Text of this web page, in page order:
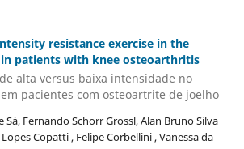
resistance exercise in the
patients with knee osteoarthritis
alta versus baixa intensidade no
pacientes com osteoartrite de joelho
Fernando Schorr Grossl, Alan Bruno Silva
Copatti , Felipe Corbellini , Vanessa da